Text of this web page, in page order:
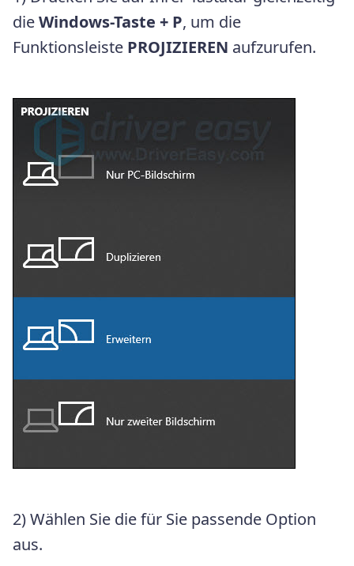
dieWindows-Taste + P, um die
Funktionsleiste PROJIZIEREN aufzurufen.
2) Wählen Sie die für Sie passende Option
aus.